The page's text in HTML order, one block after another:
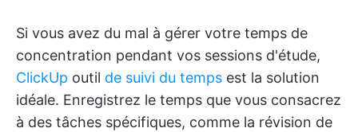
Si vous avez du mal à gérer votre temps de
concentration pendant vos sessions d'étude,
ClickUp outil de suivi du temps est la solution
idéale. Enregistrez le temps que vous consacrez
à des tâches spécifiques, comme la révision de